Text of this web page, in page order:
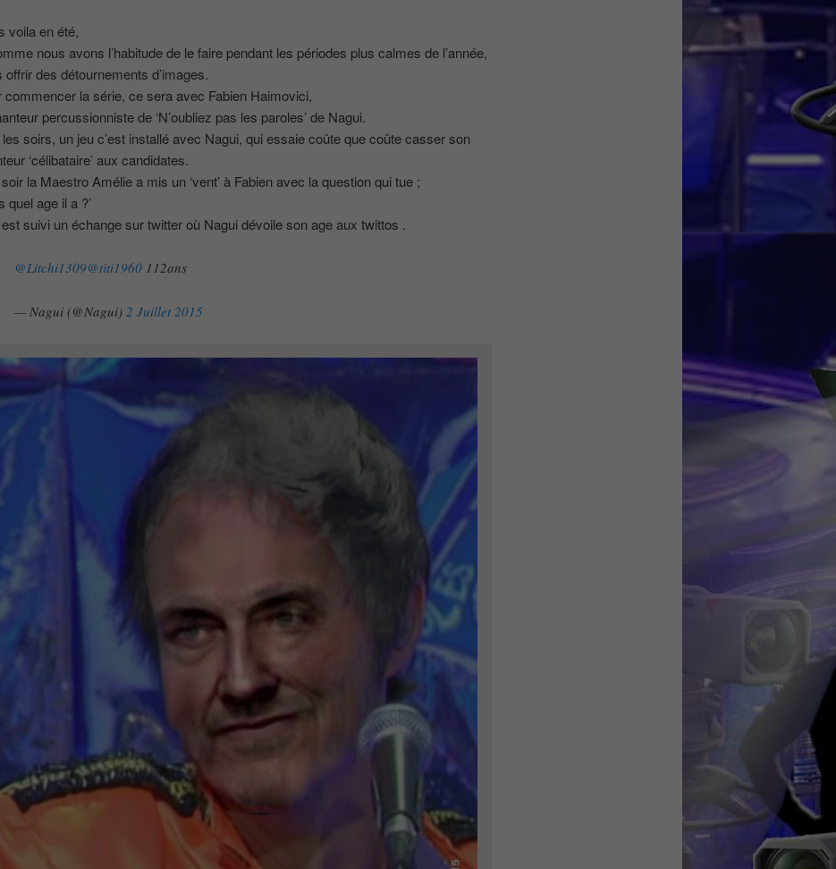
voila en été,
nous avons l’habitude de le faire pendant les périodes plus calmes de l’année,
offrir des détournements d’images.
commencer la série, ce sera avec Fabien Haimovici,
percussionniste de ‘N’oubliez pas les paroles’ de Nagui.
les soirs, un jeu c’est installé avec Nagui, qui essaie coûte que coûte casser son
‘célibataire’ aux candidates.
la Maestro Amélie a mis un ‘vent’ à Fabien avec la question qui tue ;
quel age il a ?’
est suivi un échange sur twitter où Nagui dévoile son age aux twittos .
@Litchi1309@titi1960112ans
— Nagui (@Nagui) 2 Juillet 2015